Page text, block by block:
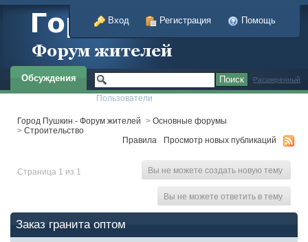
Вход Регистрация Помощь
Расширенный
Обсуждения
Пользователи
Город Пушкин - Форум жителей > Основные форумы
> Строительство
Правила
Просмотр новых публикаций
Страница 1 из 1 Вы не можете создать новую тему
Вы не можете ответить в тему
Заказ гранита оптом